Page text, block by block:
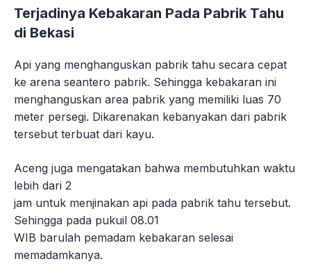
Terjadinya Kebakaran Pada Pabrik Tahu
di Bekasi
Api yang menghanguskan pabrik tahu secara cepat
ke arena seantero pabrik. Sehingga kebakaran ini
menghanguskan area pabrik yang memiliki luas 70
meter persegi. Dikarenakan kebanyakan dari pabrik
tersebut terbuat dari kayu.
Aceng juga mengatakan bahwa membutuhkan waktu
lebih dari 2
jam untuk menjinakan api pada pabrik tahu tersebut.
Sehingga pada pukuil 08.01
WIB barulah pemadam kebakaran selesai
memadamkanya.